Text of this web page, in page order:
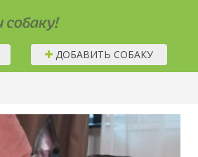
ДОБАВИТЬ СОБАКУ